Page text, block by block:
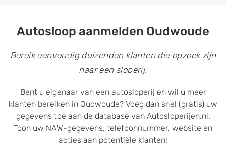
Autosloop aanmelden Oudwoude
Bereik eenvoudig duizenden klanten die opzoek zijn
naar een sloperij.
Bent u eigenaar van een autosloperij en wil u meer
klanten bereiken in Oudwoude? Voeg dan snel (gratis) uw
gegevens toe aan de database van Autosloperijen.nl.
Toon uw NAW-gegevens, telefoonnummer, website en
acties aan potentiële klanten!